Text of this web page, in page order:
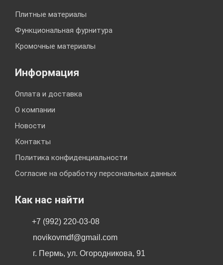
Плитные материалы
Функциональная фурнитура
Кромочные материалы
Информация
Оплата и доставка
О компании
Новости
Контакты
Политика конфиденциальности
Согласие на обработку персональных данных
Как нас найти
+7 (992) 220-03-08
novikovmdf@gmail.com
г. Пермь, ул. Огородникова, 91